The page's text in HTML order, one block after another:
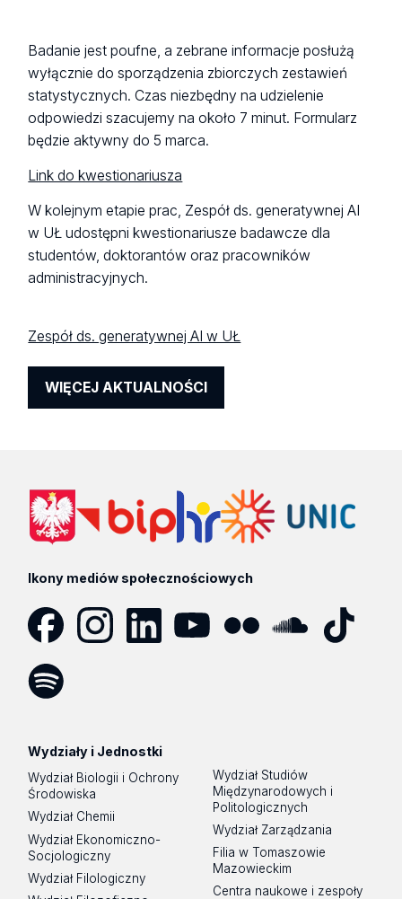
Badanie jest poufne, a zebrane informacje posłużą
wyłącznie do sporządzenia zbiorczych zestawień
statystycznych. Czas niezbędny na udzielenie
odpowiedzi szacujemy na około 7 minut. Formularz
będzie aktywny do 5 marca.
Link do kwestionariusza
W kolejnym etapie prac, Zespół ds. generatywnej AI
w UŁ udostępni kwestionariusze badawcze dla
studentów, doktorantów oraz pracowników
administracyjnych.
Zespół ds. generatywnej AI w UŁ
WIĘCEJ AKTUALNOŚCI
Ikony mediów społecznościowych
Wydziały i Jednostki
Wydział Biologii i Ochrony
Środowiska
Wydział Chemii
Wydział Ekonomiczno-
Socjologiczny
Wydział Filologiczny
Wydział Studiów
Międzynarodowych i
Politologicznych
Wydział Zarządzania
Filia w Tomaszowie
Mazowieckim
Centra naukowe i zespoły